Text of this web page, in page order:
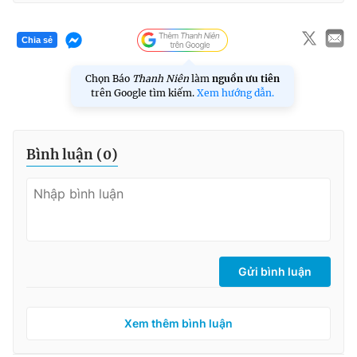
Chia sẻ
Chọn Báo Thanh Niên làm nguồn ưu tiên
trên Google tìm kiếm. Xem hướng dẫn.
Bình luận (0)
Gửi bình luận
Xem thêm bình luận